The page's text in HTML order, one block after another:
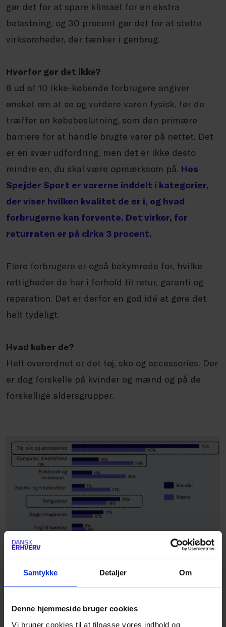
Samtykke Detaljer Om
Denne hjemmeside bruger cookies
Vi bruger cookies til at tilpasse vores indhold og
gør det for at spare klimaet for en ekstra
belastning, og 30 procent gør det for at støtte
virksomheder, der tænker i genbrug.
Hvorfor gør det ikke?
8 ud af 10 ikke-købende forbrugere angiver
ønsket om at se og vurdere varen fysisk, før de
træffer en købsbeslutning, som den primære
barriere for at handle brugte varer på nettet. Det
er en svær udfordring, men det er ikke desto
mindre en, du skal være opmærksom på. Hos
Spejder Sport er varerne inddelt i kategorier,
der viser hvilken kvalitet de er i, og hvad
forbrugerne kan forvente. Det virker, for
returraten er på cirka 3 procent.
Flere forbrugere er også bekymrede for, hvilke
rettigheder de har i forhold til retur, garanti og
reparation. Det er derfor en god idé at gøre det
helt tydeligt.
Hvad køber de?
Helt overordnet er det tøj, sko og accessories. Der
er dog forskelle på kvinder og mænd og på de
forskellige aldersgrupper.